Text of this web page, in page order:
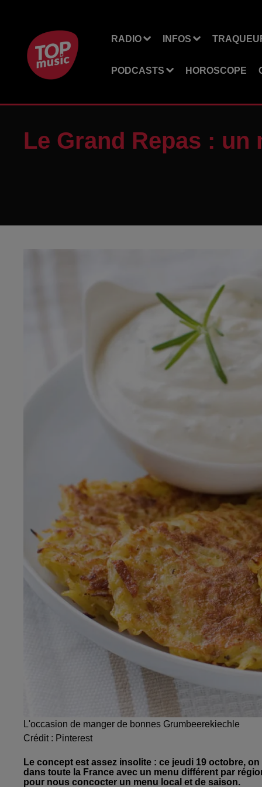
RADIO INFOS
PODCASTS HOROSCOPE
Le Grand Repas :
L'occasion de manger de bonnes Grumbeerekiechle
Crédit : Pinterest
Le concept est assez insolite : ce jeudi 19 octobre,
dans toute la France avec un menu différent par
pour nous concocter un menu local et de saison.